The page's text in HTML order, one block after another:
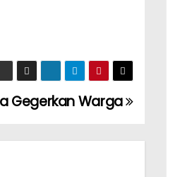
Gegerkan Warga